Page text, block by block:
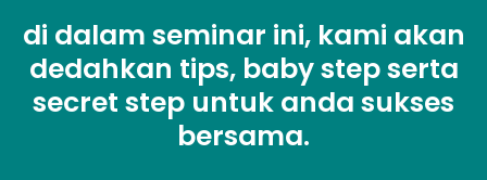
di dalam seminar ini, kami akan
dedahkan tips, baby step serta
secret step untuk anda sukses
bersama.